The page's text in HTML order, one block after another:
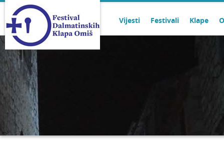
Vijesti Festivali Klape